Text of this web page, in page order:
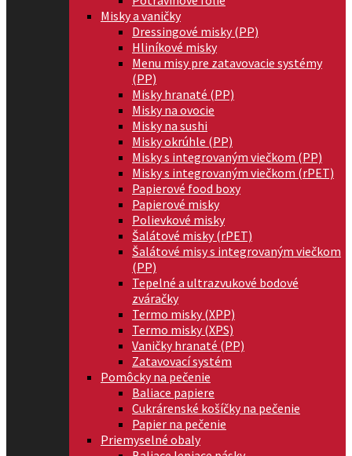
Misky a vaničky
Dressingové misky (PP)
Hliníkové misky
Menu misy pre zatavovacie systémy
(PP)
Misky hranaté (PP)
Misky na ovocie
Misky na sushi
Misky okrúhle (PP)
Misky s integrovaným viečkom (PP)
Misky s integrovaným viečkom (rPET)
Papierové food boxy
Papierové misky
Polievkové misky
Šalátové misky (rPET)
Šalátové misy s integrovaným viečkom
(PP)
Tepelné a ultrazvukové bodové
zváračky
Termo misky (XPP)
Termo misky (XPS)
Vaničky hranaté (PP)
Zatavovací systém
Pomôcky na pečenie
Baliace papiere
Cukrárenské košíčky na pečenie
Papier na pečenie
Priemyselné obaly